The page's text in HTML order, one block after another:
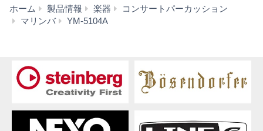
ホーム 製品情報 楽器
コンサートパーカッション
マリンバ
YM-5104A